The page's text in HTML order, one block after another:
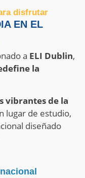
disfrutar
EN EL
a ELI Dublin,
la
vibrantes de la
lugar de estudio,
diseñado